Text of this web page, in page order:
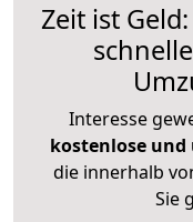
Zeit ist
Interesse
kostenlose
die innerhalb
Sie